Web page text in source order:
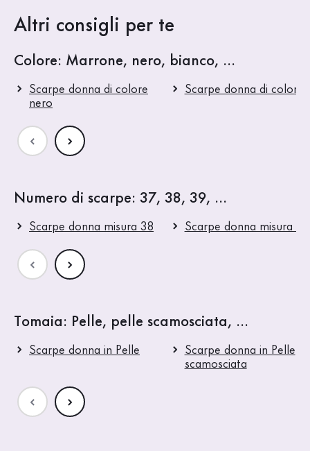
Altri consigli per te
Colore: Marrone, nero, bianco, ...
Scarpe donna di colore
nero
Scarpe donna di colore
Numero di scarpe: 37, 38, 39, ...
Scarpe donna misura 38 Scarpe donna misura 39
Tomaia: Pelle, pelle scamosciata, ...
Scarpe donna in Pelle
Scarpe donna in Pelle
scamosciata